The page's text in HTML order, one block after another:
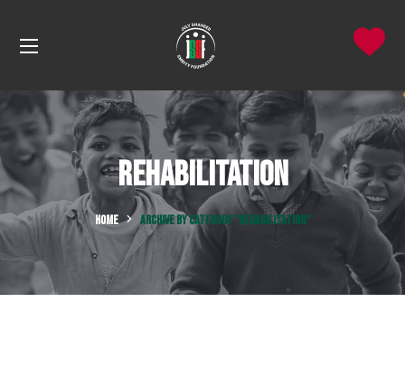
Rehabilitation
HOME ARCHIVE BY CATEGORY "REHABILITATION"